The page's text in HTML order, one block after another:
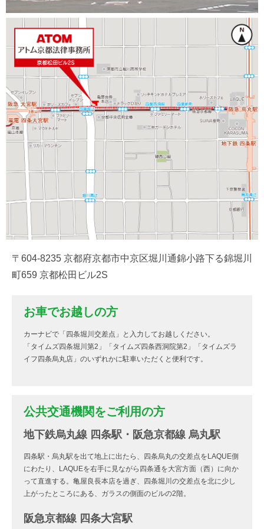
〒604-8235 京都府京都市中京区堀川通錦小路下る錦堀川
町659 京都松田ビル2S
お車でお越しの方
カーナビで「四条堀川交差点」と入力してお越しください。
「タイムズ四条堀川第2」「タイムズ四条西洞院第2」「タイムズラ
イフ四条烏丸店」のいずれかに駐車いただくと便利です。
公共交通機関をご利用の方
地下鉄烏丸線 四条駅・阪急京都線 烏丸駅
四条駅・烏丸駅を出て地上に出たら、四条烏丸の交差点をLAQUE側
にわたり、LAQUEを右手に見ながら四条通を大宮方面（西）に向か
って直進する。亀屋良長本店を過ぎ、四条堀川の交差点を北に少し
上がったところにある、ガラスの側面のビルの2階。
阪急京都線 四条大宮駅